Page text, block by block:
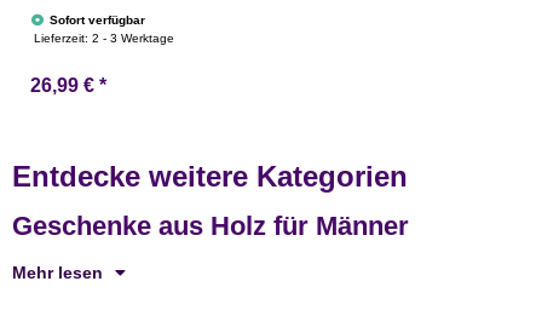
34x18x21cm Weiß
Holzkiste Aufbewahrung
Sofort verfügbar
Lieferzeit:2 - 3 Werktage
26,99 € *
Entdecke weitere Kategorien
Geschenke aus Holz für Männer
Mehr lesen